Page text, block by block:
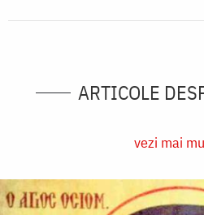
ARTICOLE
vezi mai